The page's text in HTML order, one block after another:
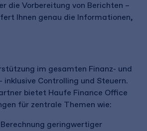
die Vorbereitung von Berichten –
Ihnen genau die Informationen,
im gesamten Finanz- und
inklusive Controlling und Steuern.
bietet Haufe Finance Office
für zentrale Themen wie:
geringwertiger